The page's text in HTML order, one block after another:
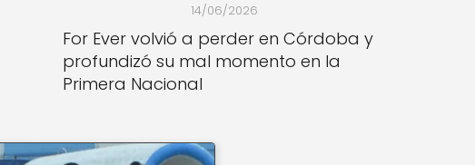
14/06/2026
For Ever volvió a perder en Córdoba y
profundizó su mal momento en la
Primera Nacional